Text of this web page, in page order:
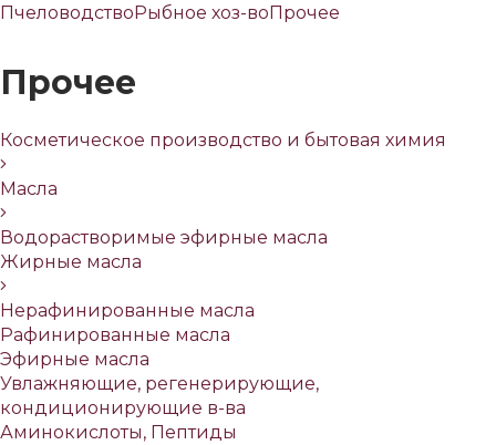
ПчеловодствоРыбное хоз-воПрочее
Прочее
Косметическое производство и бытовая химия
Масла
Водорастворимые эфирные масла
Жирные масла
Нерафинированные масла
Рафинированные масла
Эфирные масла
Увлажняющие, регенерирующие,
кондиционирующие в-ва
Аминокислоты, Пептиды